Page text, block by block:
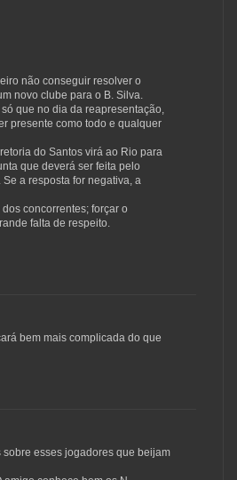
não conseguir resolver o
novo clube para o B. Silva.
que no dia da reapresentação,
presente como todo e qualquer
do Santos virá ao Rio para
que deverá ser feita pelo
a resposta for negativa, a
concorrentes; forçar o
falta de respeito.
bem mais complicada do que
sobre esses jogadores que beijam